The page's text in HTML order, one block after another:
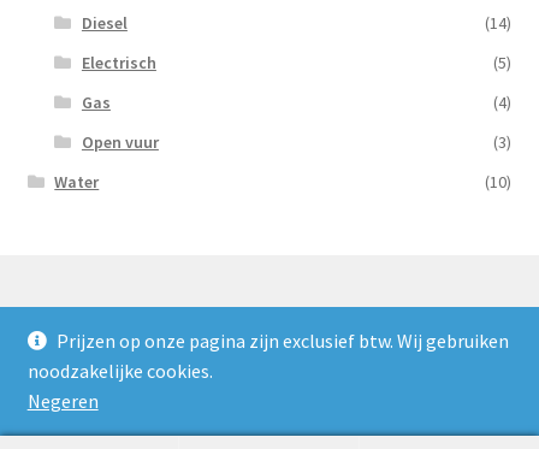
Prijzen op onze pagina zijn exclusief btw. Wij gebruiken
noodzakelijke cookies.
Negeren
Diesel
(14)
Electrisch
(5)
Gas
(4)
Open vuur
(3)
Water
(10)
© Nooijens Verhuur 2026
Privacybeleid
Gebouwd met WooCommerce